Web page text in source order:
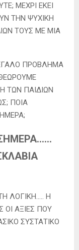
ΜΕΧΡΙ ΕΚΕΙ
ΤΗΝ ΨΥΧΙΚΗ
ΤΟΥΣ ΜΕ ΜΙΑ
ΠΡΟΒΛΗΜΑ
ΤΩΝ ΠΑΙΔΙΩΝ
ΠΟΙΑ
ΛΟΓΙΚΗ….. Η
ΟΙ ΑΞΙΕΣ ΠΟΥ
ΣΥΣΤΑΤΙΚΟ